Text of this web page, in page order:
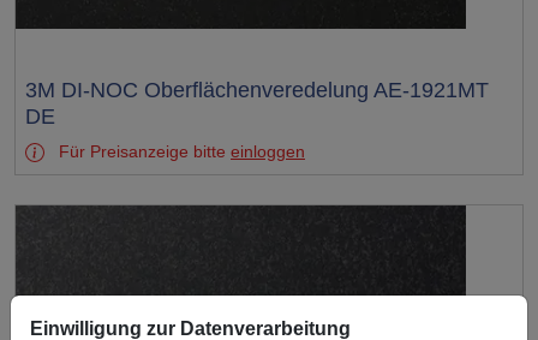
Test
3M DI-NOC Oberflächenveredelung AE-1921MT
DE
Für Preisanzeige bitte einloggen
Einwilligung zur Datenverarbeitung